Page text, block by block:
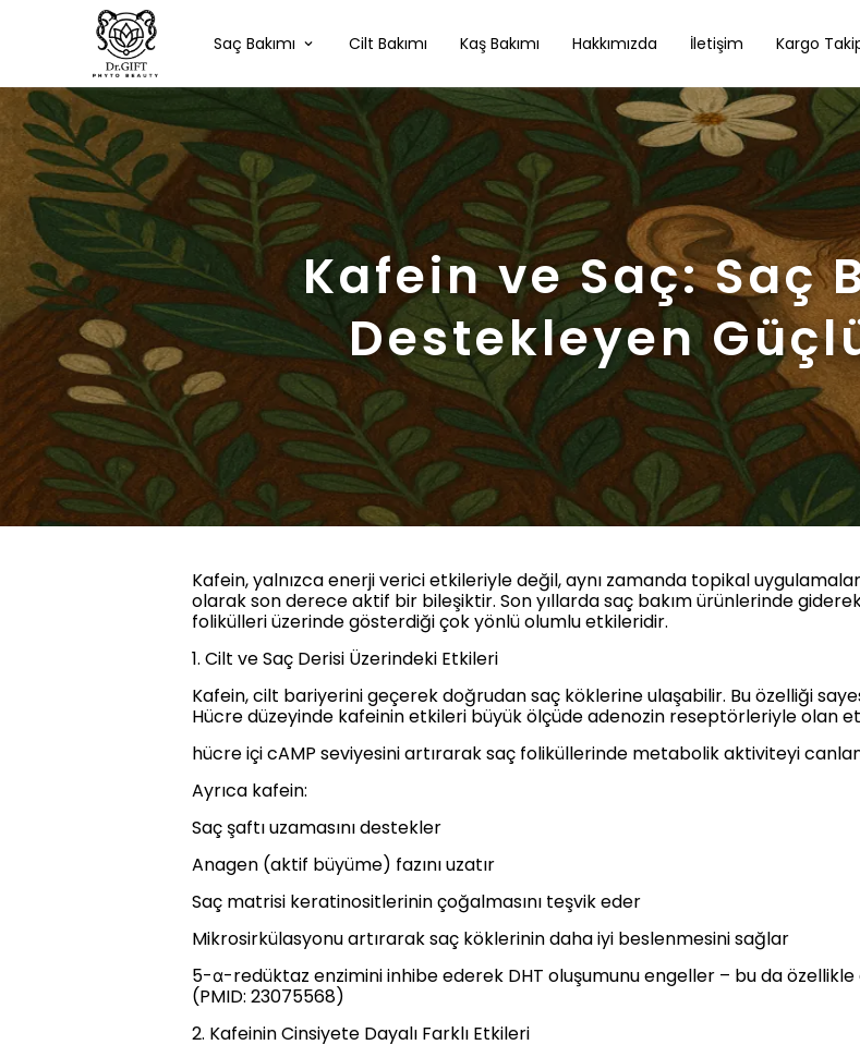
Saç Bakımı Cilt Bakımı Kaş Bakımı Hakkımızda İletişim Kargo
Kafein ve Saç: Saç
Destekleyen
Kafein, yalnızca enerji verici etkileriyle değil, aynı zamanda topikal
olarak son derece aktif bir bileşiktir. Son yıllarda saç bakım ürünlerinde
folikülleri üzerinde gösterdiği çok yönlü olumlu etkileridir.
1. Cilt ve Saç Derisi Üzerindeki Etkileri
Kafein, cilt bariyerini geçerek doğrudan saç köklerine ulaşabilir. Bu özelliği
Hücre düzeyinde kafeinin etkileri büyük ölçüde adenozin reseptörleriyle olan
hücre içi cAMP seviyesini artırarak saç foliküllerinde metabolik aktiviteyi
Ayrıca kafein:
Saç şaftı uzamasını destekler
Anagen (aktif büyüme) fazını uzatır
Saç matrisi keratinositlerinin çoğalmasını teşvik eder
Mikrosirkülasyonu artırarak saç köklerinin daha iyi beslenmesini sağlar
5-α-redüktaz enzimini inhibe ederek DHT oluşumunu engeller – bu da
(PMID: 23075568)
2. Kafeinin Cinsiyete Dayalı Farklı Etkileri